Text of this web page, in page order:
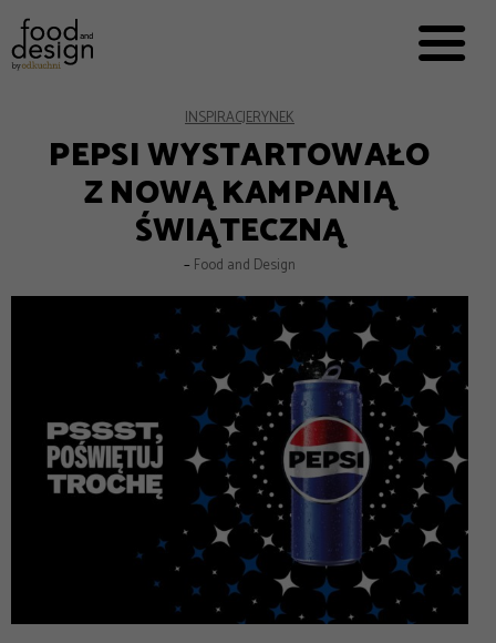


EKSPERCI
FOOD WORKING
E-BOOKI
O NAS
REKLAMA
INSPIRACJERYNEK
PEPSI WYSTARTOWAŁO
Z NOWĄ KAMPANIĄ
ŚWIĄTECZNĄ
– Food and Design